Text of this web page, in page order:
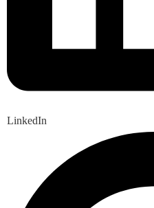
LinkedIn